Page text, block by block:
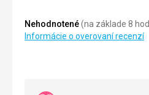
Nehodnotené(na základe 8
Informácie o overovaní recenzí